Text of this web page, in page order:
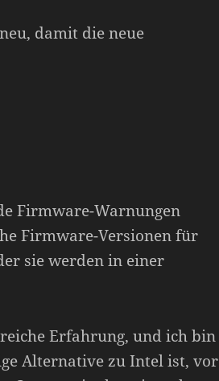
damit die neue
Firmware-Warnungen
Firmware-Versionen für
sie werden in einer
Erfahrung, und ich bin
Alternative zu Intel ist, vor